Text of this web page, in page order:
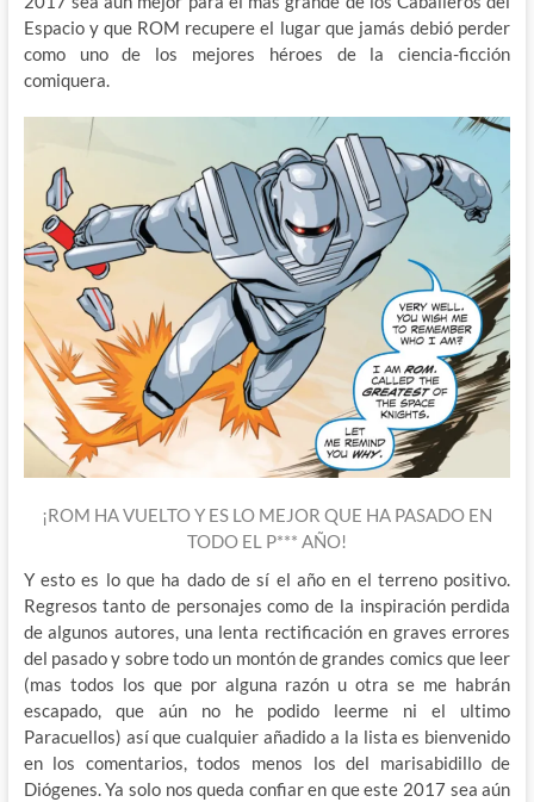
Espacio y que ROM recupere el lugar que jamás debió perder
como uno de los mejores héroes de la ciencia-ficción
comiquera.
¡ROM HA VUELTO Y ES LO MEJOR QUE HA PASADO EN
TODO EL P*** AÑO!
Y esto es lo que ha dado de sí el año en el terreno positivo.
Regresos tanto de personajes como de la inspiración perdida
de algunos autores, una lenta rectificación en graves errores
del pasado y sobre todo un montón de grandes comics que leer
(mas todos los que por alguna razón u otra se me habrán
escapado, que aún no he podido leerme ni el ultimo
Paracuellos) así que cualquier añadido a la lista es bienvenido
en los comentarios, todos menos los del marisabidillo de
Diógenes. Ya solo nos queda confiar en que este 2017 sea aún